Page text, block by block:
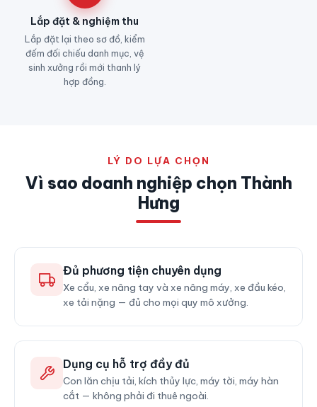
Lắp đặt & nghiệm thu
Lắp đặt lại theo sơ đồ, kiểm
đếm đối chiếu danh mục, vệ
sinh xưởng rồi mới thanh lý
hợp đồng.
LÝ DO LỰA CHỌN
Vì sao doanh nghiệp chọn Thành
Hưng
Đủ phương tiện chuyên dụng
Xe cẩu, xe nâng tay và xe nâng máy, xe đầu kéo,
xe tải nặng — đủ cho mọi quy mô xưởng.
Dụng cụ hỗ trợ đầy đủ
Con lăn chịu tải, kích thủy lực, máy tời, máy hàn
cắt — không phải đi thuê ngoài.